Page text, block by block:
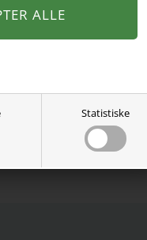
Statistiske
Essentials